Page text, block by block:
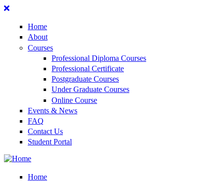
Home
About
Courses
Professional Diploma Courses
Professional Certificate
Postgraduate Courses
Under Graduate Courses
Online Course
Events & News
FAQ
Contact Us
Student Portal
Home